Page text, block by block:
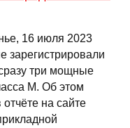
16 июля 2023
зарегистрировали
три мощные
М. Об этом
на сайте